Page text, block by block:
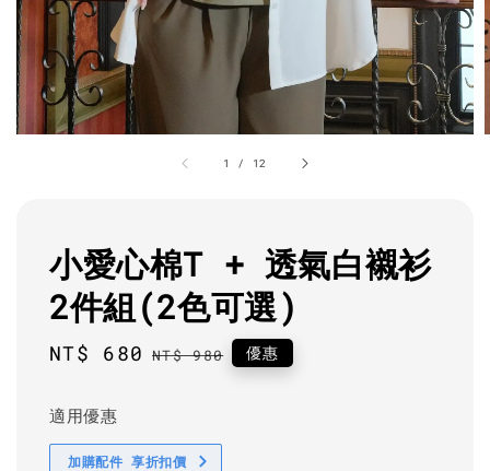
1 / 12
小愛心棉T + 透氣白襯衫
2件組(2色可選)
Sale
NT$ 680 Regular
NT$ 980 優惠
適用優惠
加購配件 享折扣價